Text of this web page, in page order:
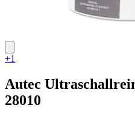
+1
Autec
28010